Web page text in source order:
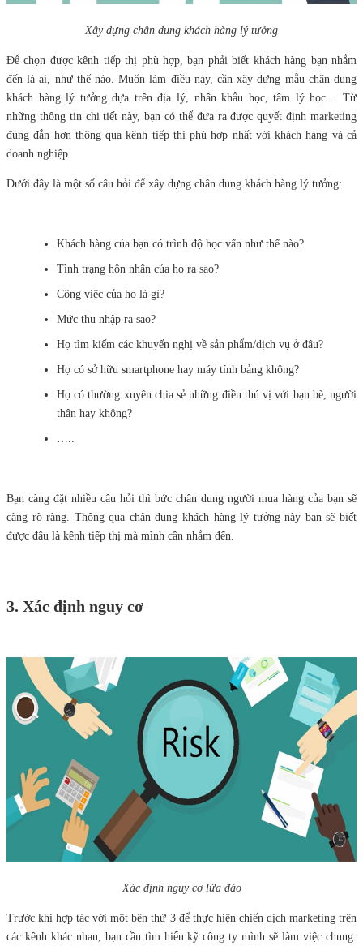
Xây dựng chân dung khách hàng lý tưởng
Để chọn được kênh tiếp thị phù hợp, bạn phải biết khách hàng bạn nhắm
đến là ai, như thế nào. Muốn làm điều này, cần xây dựng mẫu chân dung
khách hàng lý tưởng dựa trên địa lý, nhân khẩu học, tâm lý học… Từ
những thông tin chi tiết này, bạn có thể đưa ra được quyết định marketing
đúng đắn hơn thông qua kênh tiếp thị phù hợp nhất với khách hàng và cả
doanh nghiệp.
Dưới đây là một số câu hỏi để xây dựng chân dung khách hàng lý tưởng:
Khách hàng của bạn có trình độ học vấn như thế nào?
Tình trạng hôn nhân của họ ra sao?
Công việc của họ là gì?
Mức thu nhập ra sao?
Họ tìm kiếm các khuyến nghị về sản phẩm/dịch vụ ở đâu?
Họ có sở hữu smartphone hay máy tính bảng không?
Họ có thường xuyên chia sẻ những điều thú vị với bạn bè, người
thân hay không?
…..
Bạn càng đặt nhiều câu hỏi thì bức chân dung người mua hàng của bạn sẽ
càng rõ ràng. Thông qua chân dung khách hàng lý tưởng này bạn sẽ biết
được đâu là kênh tiếp thị mà mình cần nhắm đến.
3. Xác định nguy cơ
Xác định nguy cơ lừa đảo
Trước khi hợp tác với một bên thứ 3 để thực hiện chiến dịch marketing trên
các kênh khác nhau, bạn cần tìm hiểu kỹ công ty mình sẽ làm việc chung.